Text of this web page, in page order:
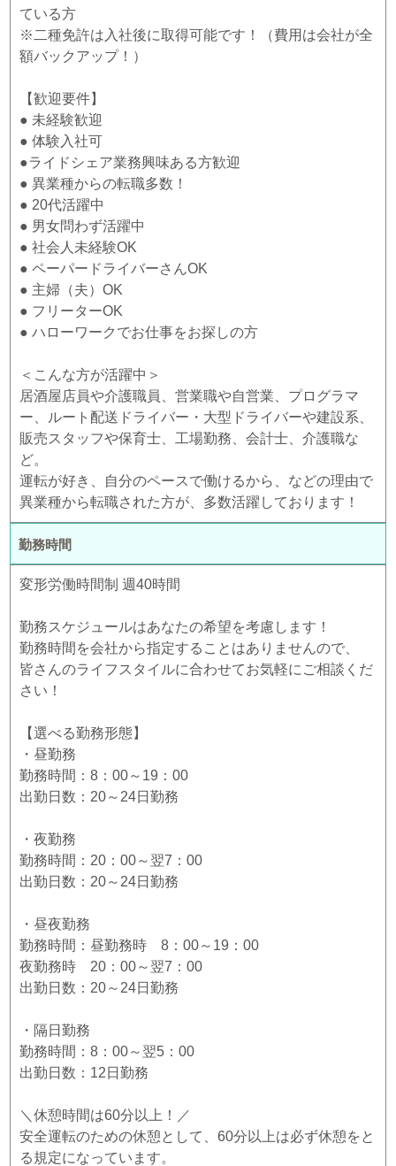
ている方
※二種免許は入社後に取得可能です！（費用は会社が全
額バックアップ！）
【歓迎要件】
● 未経験歓迎
● 体験入社可
●ライドシェア業務興味ある方歓迎
● 異業種からの転職多数！
● 20代活躍中
● 男女問わず活躍中
● 社会人未経験OK
● ペーパードライバーさんOK
● 主婦（夫）OK
● フリーターOK
● ハローワークでお仕事をお探しの方
＜こんな方が活躍中＞
居酒屋店員や介護職員、営業職や自営業、プログラマ
ー、ルート配送ドライバー・大型ドライバーや建設系、
販売スタッフや保育士、工場勤務、会計士、介護職な
ど。
運転が好き、自分のペースで働けるから、などの理由で
異業種から転職された方が、多数活躍しております！
勤務時間
変形労働時間制 週40時間
勤務スケジュールはあなたの希望を考慮します！
勤務時間を会社から指定することはありませんので、
皆さんのライフスタイルに合わせてお気軽にご相談くだ
さい！
【選べる勤務形態】
・昼勤務
勤務時間：8：00～19：00
出勤日数：20～24日勤務
・夜勤務
勤務時間：20：00～翌7：00
出勤日数：20～24日勤務
・昼夜勤務
勤務時間：昼勤務時 8：00～19：00
夜勤務時 20：00～翌7：00
出勤日数：20～24日勤務
・隔日勤務
勤務時間：8：00～翌5：00
出勤日数：12日勤務
＼休憩時間は60分以上！／
安全運転のための休憩として、60分以上は必ず休憩をと
る規定になっています。